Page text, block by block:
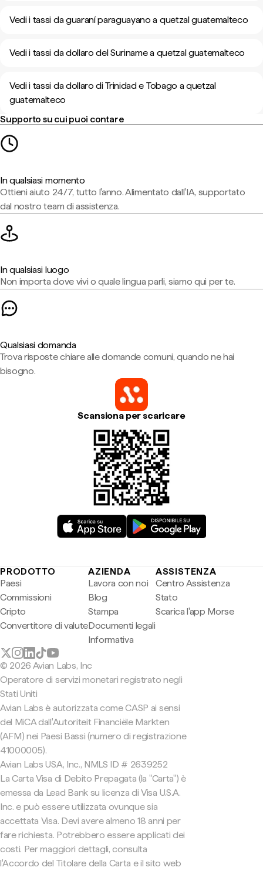
Vedi i tassi da guaraní paraguayano a quetzal guatemalteco
Vedi i tassi da dollaro del Suriname a quetzal guatemalteco
Vedi i tassi da dollaro di Trinidad e Tobago a quetzal
guatemalteco
Supporto su cui puoi contare
In qualsiasi momento
Ottieni aiuto 24/7, tutto l'anno. Alimentato dall'IA, supportato
dal nostro team di assistenza.
In qualsiasi luogo
Non importa dove vivi o quale lingua parli, siamo qui per te.
Qualsiasi domanda
Trova risposte chiare alle domande comuni, quando ne hai
bisogno.
Scansiona per scaricare
PRODOTTO
Paesi
Commissioni
Cripto
Convertitore di valute
AZIENDA
Lavora con noi
Blog
Stampa
Documenti legali
Informativa
ASSISTENZA
Centro Assistenza
Stato
Scarica l'app Morse
© 2026 Avian Labs, Inc
Operatore di servizi monetari registrato negli
Stati Uniti
Avian Labs è autorizzata come CASP ai sensi
del MiCA dall'Autoriteit Financiële Markten
(AFM) nei Paesi Bassi (numero di registrazione
41000005).
Avian Labs USA, Inc., NMLS ID # 2639252
La Carta Visa di Debito Prepagata (la "Carta") è
emessa da Lead Bank su licenza di Visa U.S.A.
Inc. e può essere utilizzata ovunque sia
accettata Visa. Devi avere almeno 18 anni per
fare richiesta. Potrebbero essere applicati dei
costi. Per maggiori dettagli, consulta
l'Accordo del Titolare della Carta e il sito web